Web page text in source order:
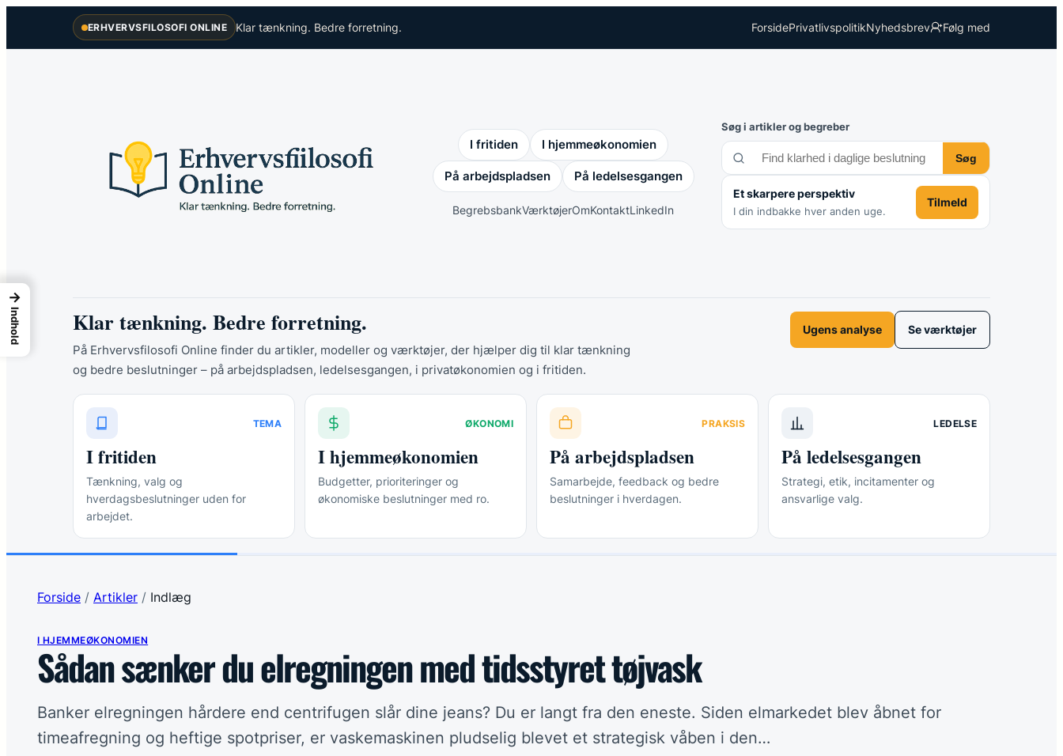
ERHVERVSFILOSOFI ONLINE Klar tænkning. Bedre forretning. ForsidePrivatlivspolitikNyhedsbrev Følg med
I fritiden I hjemmeøkonomien
På arbejdspladsen På ledelsesgangen
BegrebsbankVærktøjerOmKontaktLinkedIn
Søg i artikler og begreber
Søg
Et skarpere perspektiv
I din indbakke hver anden uge.
Tilmeld
Klar tænkning. Bedre forretning.
På Erhvervsfilosofi Online finder du artikler, modeller og værktøjer, der hjælper dig til klar tænkning
og bedre beslutninger – på arbejdspladsen, ledelsesgangen, i privatøkonomien og i fritiden.
Ugens analyse Se værktøjer
TEMA
I fritiden
Tænkning, valg og
hverdagsbeslutninger uden for
arbejdet.
ØKONOMI
I hjemmeøkonomien
Budgetter, prioriteringer og
økonomiske beslutninger med ro.
PRAKSIS
På arbejdspladsen
Samarbejde, feedback og bedre
beslutninger i hverdagen.
LEDELSE
På ledelsesgangen
Strategi, etik, incitamenter og
ansvarlige valg.
Forside / Artikler / Indlæg
I HJEMMEØKONOMIEN
Sådan sænker du elregningen med tidsstyret tøjvask
Banker elregningen hårdere end centrifugen slår dine jeans? Du er langt fra den eneste. Siden elmarkedet blev åbnet for
timeafregning og heftige spotpriser, er vaskemaskinen pludselig blevet et strategisk våben i den…
→
Indhold